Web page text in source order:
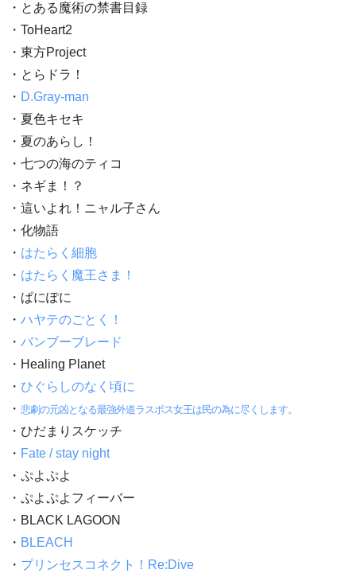
・とある魔術の禁書目録
・ToHeart2
・東方Project
・とらドラ！
・ D.Gray-man
・夏色キセキ
・夏のあらし！
・七つの海のティコ
・ネギま！？
・這いよれ！ニャル子さん
・化物語
・ はたらく細胞
・ はたらく魔王さま！
・ぱにぽに
・ ハヤテのごとく！
・ バンブーブレード
・Healing Planet
・ ひぐらしのなく頃に
・ 悲劇の元凶となる最強外道ラスボス女王は民の為に尽くします。
・ひだまりスケッチ
・ Fate / stay night
・ぷよぷよ
・ぷよぷよフィーバー
・BLACK LAGOON
・ BLEACH
・ プリンセスコネクト！Re:Dive